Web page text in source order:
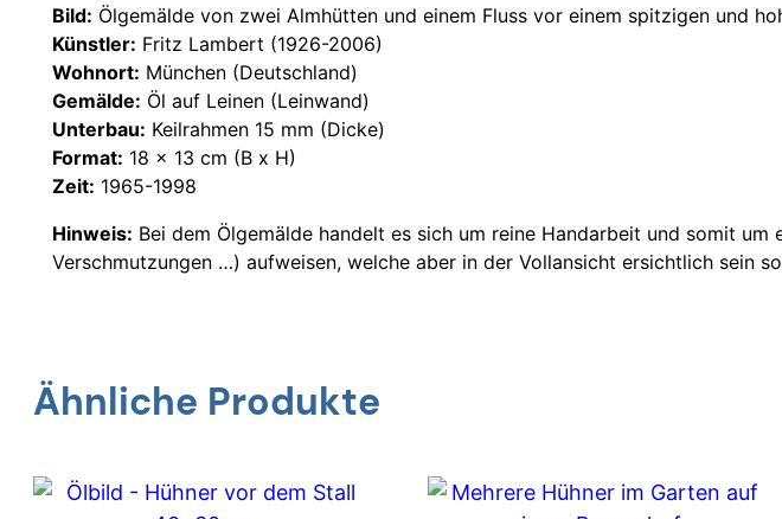
Bild: Ölgemälde von zwei Almhütten und einem Fluss vor einem spitzigen und
Künstler: Fritz Lambert (1926-2006)
Wohnort: München (Deutschland)
Gemälde: Öl auf Leinen (Leinwand)
Unterbau: Keilrahmen 15 mm (Dicke)
Format: 18 x 13 cm (B x H)
Zeit: 1965-1998
Hinweis: Bei dem Ölgemälde handelt es sich um reine Handarbeit und somit
Verschmutzungen …) aufweisen, welche aber in der Vollansicht ersichtlich sein
Ähnliche Produkte